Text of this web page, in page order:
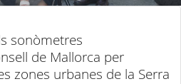
sonòmetres
de Mallorca per
zones urbanes de la Serra